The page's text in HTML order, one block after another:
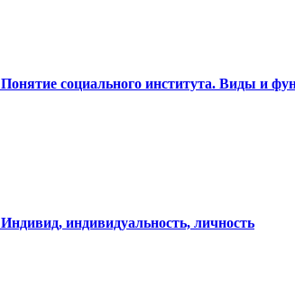
Понятие социального института. Виды и
Индивид, индивидуальность, личность